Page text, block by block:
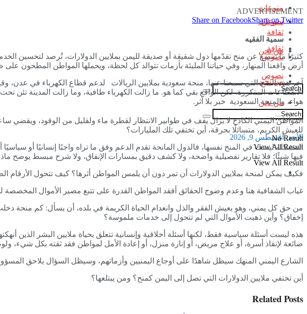
نصوص
من نحن
No Result
View All Result
منوعات
ثقافة
نصوص
من نحن
الأحد, أغسطس 9, 2026
منوعات
ثقافة
نصوص
من نحن
No Result
View All Result
ADVERTISEMENT
Share on FacebookShare on Twitter
سمية الفقيه
كثيرًا ما نسمع عن منح تقدّمها دول شقيقة أو صديقة لليمن بملايين الدولارات، تُرصد لتحسين
أرض واقعنا المنهار، وفي حياتنا المليئة بأزمات تتوالد كل لحظة، ويحملها المواطن المطحون
آخر هذه المنح التي سمعنا عنها، منحة سعودية بملايين الريالات لدعم قطاع الكهرباء في
الانقطاعات المتكررة، لكن الواقع بقي كما هو. ما زالت الكهرباء طافية، وما زالت المدينة
هواء، والمنحة السعودية خبر بلا أثر.
المواطن اليمني الكادح لا يزال يقف في طوابير الانتظار لقطرة ماء ولقليل من الوقود،
للعيش الكريم، متسائلًا بحرقة، أين تختفي تلك المليارات؟
المشكلة ليست في المنح نفسها، فالدول المانحة تقدم الدعم وفق ما تراه واجبًا إنسانيًا أو
فيها شيئًا؛ فلا تقارير تفصيلية واضحة، ولا كشف دقيق بمسارات الإنفاق، ولا شرح مبسط يوضح ماذا
فكيف يمكن لمنحة بملايين الدولارات أن تمر دون أن يلمس المواطن أثرها؟ كيف تتحول الأرقام
غياب الشفافية هنا وعدم وضوح الحقائق أفقد المواطن القدرة على تتبع مصير الأموال المخصصة
من حق كل يمني، وهو يعيش الفقر والذل وانعدام الحياة الكريمة في بلده، أن يسأل: كم منحة
إخفاق؟ وأين ذهبت الأموال التي لم تتحول إلى خدمات ملموسة؟
هذه ليست أسئلة سياسية فقط، لكنها أسئلة أخلاقية وإنسانية تتعلق بحياة ملايين البشر الذين
ضائعة لإنقاذ أسرة، أو علاج مريض، أو إنارة منزل، أو إعادة الأمل لمواطن فقد ثقته بكل شيء،
الشارع اليمني المنهك سيظل شاهدًا على أوجاع اليمنيين وأزماتهم، وسيظل السؤال يلاحق
أين تختفي ملايين الدولارات التي تصل إلى اليمن كمنح؟ ومن يبتلعها؟
RelatedPosts